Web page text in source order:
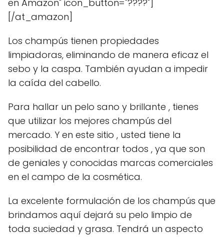
en Amazon" icon_button="????"]
[/at_amazon]
Los champús tienen propiedades
limpiadoras, eliminando de manera eficaz el
sebo y la caspa. También ayudan a impedir
la caída del cabello.
Para hallar un pelo sano y brillante , tienes
que utilizar los mejores champús del
mercado. Y en este sitio , usted tiene la
posibilidad de encontrar todos , ya que son
de geniales y conocidas marcas comerciales
en el campo de la cosmética.
La excelente formulación de los champús que
brindamos aquí dejará su pelo limpio de
toda suciedad y grasa. Tendrá un aspecto